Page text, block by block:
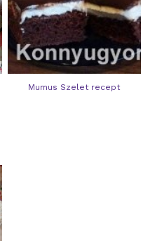
Mumus Szelet recept